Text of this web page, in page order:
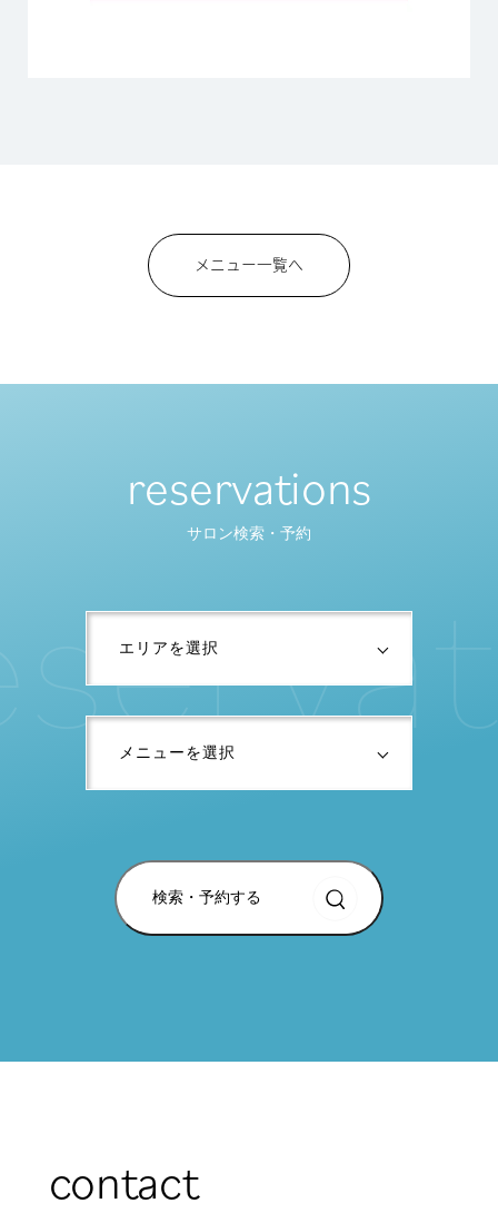
メニュー一覧へ
reservations
サロン検索・予約
検索・予約する
servat
contact